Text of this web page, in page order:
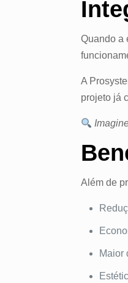
Quando a
A
projeto já
Além de
Maior